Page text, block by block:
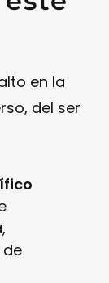
en la
del ser